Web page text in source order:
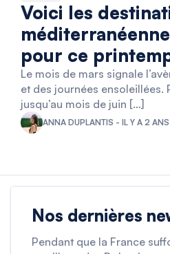
Voici les
pour ce
Le mois de mars signale
et des journées ensoleillées.
jusqu’au mois de juin […]
ANNA DUPLANTIS - IL Y A 2 ANS
Nos dernières
Pendant que la France